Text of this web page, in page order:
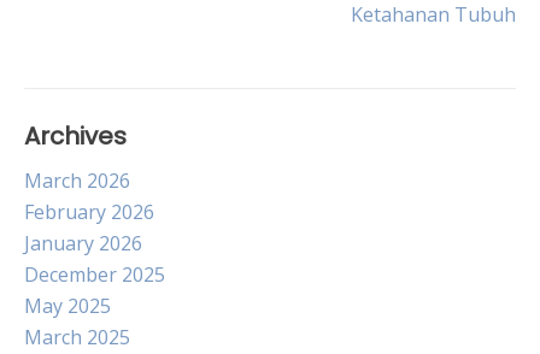
Ketahanan Tubuh
Archives
March 2026
February 2026
January 2026
December 2025
May 2025
March 2025